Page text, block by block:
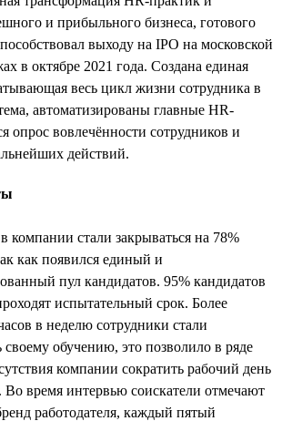
и прибыльного бизнеса, готового
выходу на IPO на московской
в октябре 2021 года. Создана единая
весь цикл жизни сотрудника в
автоматизированы главные HR-
опрос вовлечённости сотрудников и
действий.
компании стали закрываться на 78%
как появился единый и
пул кандидатов. 95% кандидатов
испытательный срок. Более
в неделю сотрудники стали
своему обучению, это позволило в ряде
компании сократить рабочий день
Во время интервью соискатели отмечают
работодателя, каждый пятый